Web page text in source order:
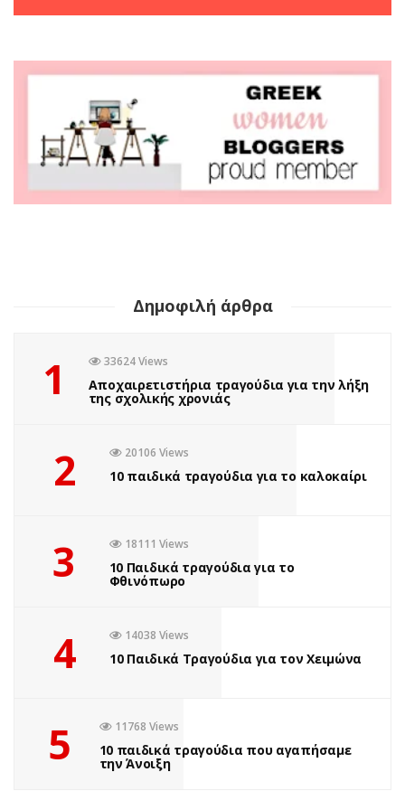
Δημοφιλή άρθρα
1 33624 Views
Αποχαιρετιστήρια τραγούδια για την λήξη
της σχολικής χρονιάς
2 20106 Views
10 παιδικά τραγούδια για το καλοκαίρι
3 18111 Views
10 Παιδικά τραγούδια για το
Φθινόπωρο
4 14038 Views
10 Παιδικά Τραγούδια για τον Χειμώνα
5 11768 Views
10 παιδικά τραγούδια που αγαπήσαμε
την Άνοιξη